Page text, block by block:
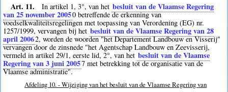
Art. 11. In artikel 1, 3°, van het besluit van de Vlaamse Regering
van 25 november 20050 betreffende de erkenning van
voedselkwaliteitsregelingen met toepassing van Verordening (EG) nr.
1257/1999, vervangen bij het besluit van de Vlaamse Regering van 28
april 20062, worden de woorden "het Departement Landbouw en Visserij"
vervangen door de zinsnede "het Agentschap Landbouw en Zeevisserij,
vermeld in artikel 29/1, eerste lid, 2°, van het besluit van de Vlaamse
Regering van 3 juni 20057 met betrekking tot de organisatie van de
Vlaamse administratie".
Afdeling 10. - Wijziging van het besluit van de Vlaamse Regering van